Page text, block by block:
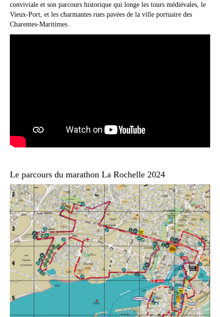
conviviale et son parcours historique qui longe les tours médiévales, le
Vieux-Port, et les charmantes rues pavées de la ville portuaire des
Charentes-Maritimes.
Le parcours du marathon La Rochelle 2024